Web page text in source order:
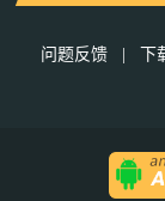
问题反馈